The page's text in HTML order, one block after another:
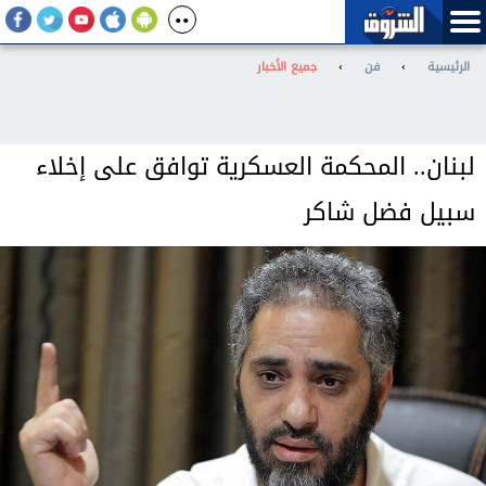
الرئيسية › فن › جميع الأخبار
لبنان.. المحكمة العسكرية توافق على إخلاء
سبيل فضل شاكر